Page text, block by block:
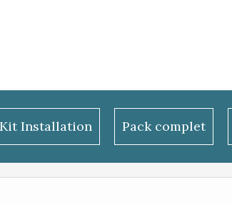
Kit Installation Pack complet